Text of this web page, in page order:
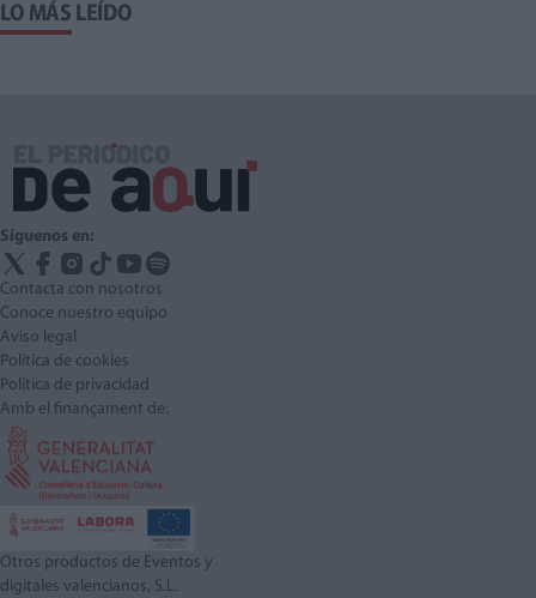
LO MÁS LEÍDO
Síguenos en:
Contacta con nosotros
Conoce nuestro equipo
Aviso legal
Política de cookies
Política de privacidad
Amb el finançament de:
Otros productos de Eventos y
digitales valencianos, S.L.